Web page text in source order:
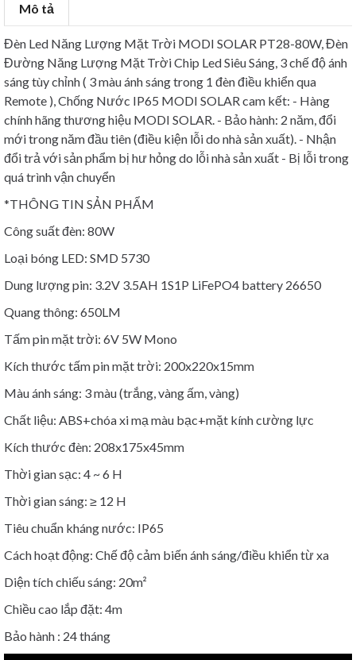
Mô tả
Đèn Led Năng Lượng Mặt Trời MODI SOLAR PT28-80W, Đèn
Đường Năng Lượng Mặt Trời Chip Led Siêu Sáng, 3 chế độ ánh
sáng tùy chỉnh ( 3 màu ánh sáng trong 1 đèn điều khiển qua
Remote ), Chống Nước IP65 MODI SOLAR cam kết: - Hàng
chính hãng thương hiệu MODI SOLAR. - Bảo hành: 2 năm, đổi
mới trong năm đầu tiên (điều kiện lỗi do nhà sản xuất). - Nhận
đổi trả với sản phẩm bị hư hỏng do lỗi nhà sản xuất - Bị lỗi trong
quá trình vận chuyển
*THÔNG TIN SẢN PHẨM
Công suất đèn: 80W
Loại bóng LED: SMD 5730
Dung lượng pin: 3.2V 3.5AH 1S1P LiFePO4 battery 26650
Quang thông: 650LM
Tấm pin mặt trời: 6V 5W Mono
Kích thước tấm pin mặt trời: 200x220x15mm
Màu ánh sáng: 3 màu (trắng, vàng ấm, vàng)
Chất liệu: ABS+chóa xi mạ màu bạc+mặt kính cường lực
Kích thước đèn: 208x175x45mm
Thời gian sạc: 4 ~ 6 H
Thời gian sáng: ≥ 12 H
Tiêu chuẩn kháng nước: IP65
Cách hoạt động: Chế độ cảm biến ánh sáng/điều khiển từ xa
Diện tích chiếu sáng: 20m²
Chiều cao lắp đặt: 4m
Bảo hành : 24 tháng